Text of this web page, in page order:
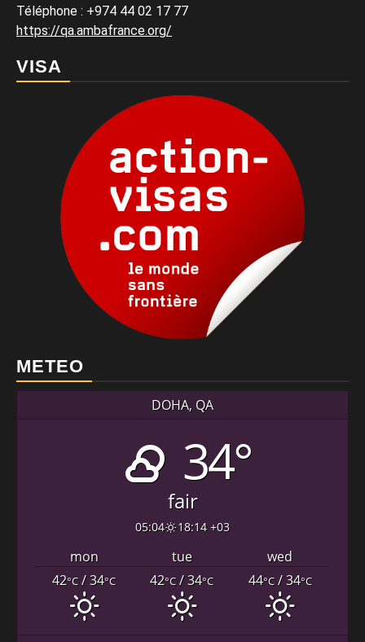
Téléphone : +974 44 02 17 77
https://qa.ambafrance.org/
VISA
METEO
DOHA, QA
34°
fair
05:04 18:14 +03
mon tue
wed
42°C/ 34°C 42°C/ 34°C 44°C/ 34°C